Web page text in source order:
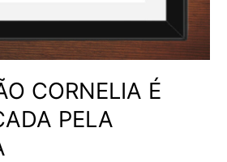
CORNELIA É
PELA